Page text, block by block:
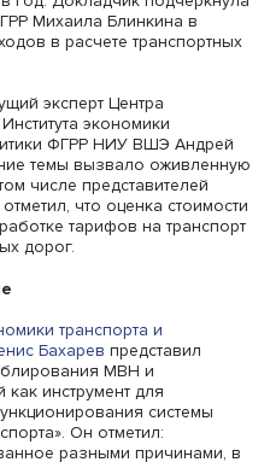
транспорта и развития
города Москвы
при расчете
данные о зарплате и
групп, использующих
модернизации
Новгорода
автомобилистов. Час
а автомобилистов —
что в результате
на
удобства, и учитывать,
ввиду роста